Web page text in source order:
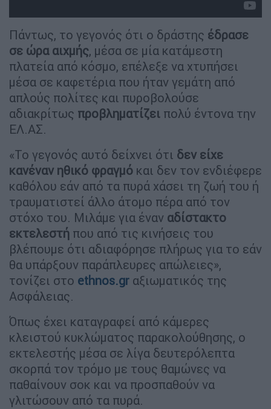
Πάντως, το γεγονός ότι ο δράστης έδρασε
σε ώρα αιχμής, μέσα σε μία κατάμεστη
πλατεία από κόσμο, επέλεξε να χτυπήσει
μέσα σε καφετέρια που ήταν γεμάτη από
απλούς πολίτες και πυροβολούσε
αδιακρίτως προβληματίζει πολύ έντονα την
ΕΛ.ΑΣ.
«Το γεγονός αυτό δείχνει ότι δεν είχε
κανέναν ηθικό φραγμό και δεν τον ενδιέφερε
καθόλου εάν από τα πυρά χάσει τη ζωή του ή
τραυματιστεί άλλο άτομο πέρα από τον
στόχο του. Μιλάμε για έναν αδίστακτο
εκτελεστή που από τις κινήσεις του
βλέπουμε ότι αδιαφόρησε πλήρως για το εάν
θα υπάρξουν παράπλευρες απώλειες»,
τονίζει στο ethnos.gr αξιωματικός της
Ασφάλειας.
Όπως έχει καταγραφεί από κάμερες
κλειστού κυκλώματος παρακολούθησης, ο
εκτελεστής μέσα σε λίγα δευτερόλεπτα
σκορπά τον τρόμο με τους θαμώνες να
παθαίνουν σοκ και να προσπαθούν να
γλιτώσουν από τα πυρά.